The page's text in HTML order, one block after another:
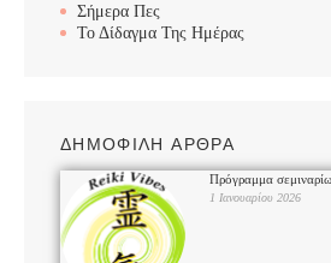
Σήμερα Πες
Το Δίδαγμα Της Ημέρας
ΔΗΜΟΦΙΛΗ ΑΡΘΡΑ
Πρόγραμμα
1 Ιανουαρίου 2026